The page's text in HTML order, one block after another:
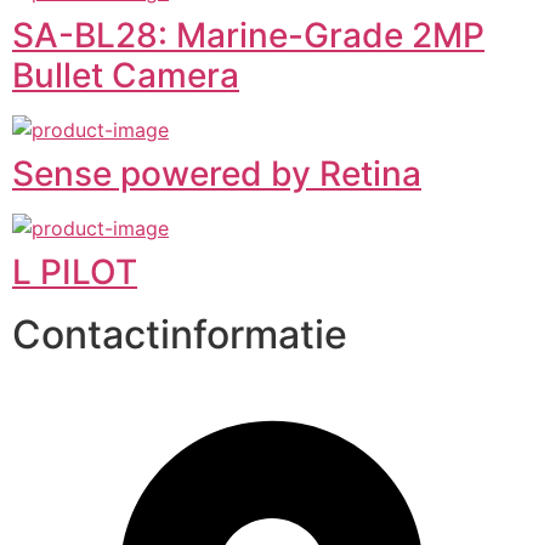
SA-BL28: Marine-Grade 2MP
Bullet Camera
Sense powered by Retina
L PILOT
Contactinformatie